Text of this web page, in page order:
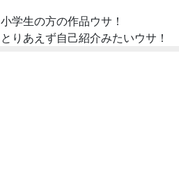
小学生の方の作品ウサ！
とりあえず自己紹介みたいウサ！